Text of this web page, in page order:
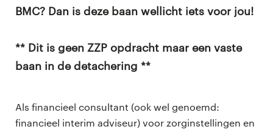
BMC? Dan is deze baan wellicht iets voor jou!
** Dit is geen ZZP opdracht maar een vaste
baan in de detachering **
Als financieel consultant (ook wel genoemd:
financieel interim adviseur) voor zorginstellingen en